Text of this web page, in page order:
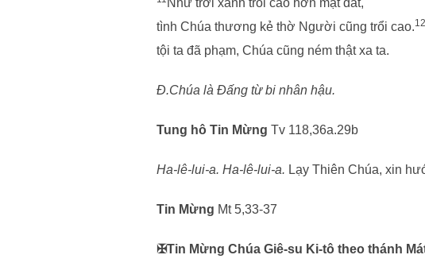
tình Chúa thương kẻ thờ Người cũng trổi cao.12
tội ta đã phạm, Chúa cũng ném thật xa ta.
Đ.Chúa là Đấng từ bi nhân hậu.
Tung hô Tin Mừng Tv 118,36a.29b
Ha-lê-lui-a. Ha-lê-lui-a. Lạy Thiên Chúa, xin
Tin Mừng Mt 5,33-37
✠Tin Mừng Chúa Giê-su Ki-tô theo thánh